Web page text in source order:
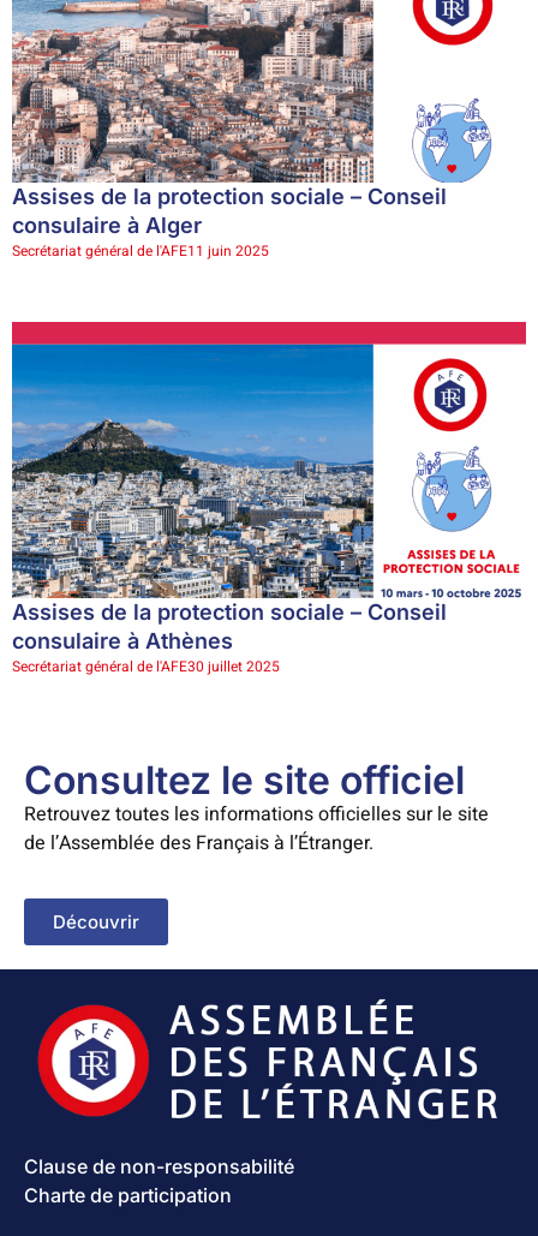
Assises de la protection sociale – Conseil
consulaire à Alger
Secrétariat général de l'AFE11 juin 2025
Assises de la protection sociale – Conseil
consulaire à Athènes
Secrétariat général de l'AFE30 juillet 2025
Consultez le site officiel
Retrouvez toutes les informations officielles sur le site
de l’Assemblée des Français à l’Étranger.
Découvrir
Clause de non-responsabilité
Charte de participation